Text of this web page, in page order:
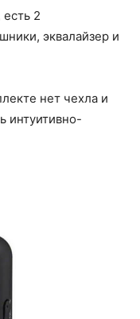
2
эквалайзер и
нет чехла и
интуитивно-